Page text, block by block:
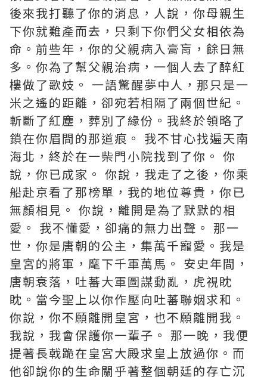
後來我打聽了你的消息，人說，你母親生
下你就難產而去，只剩下你們父女相依為
命。前些年，你的父親病入膏肓，餘日無
多。你為了幫父親治病，一個人去了醉紅
樓做了歌妓。 一語驚醒夢中人，那只是一
米之遙的距離，卻宛若相隔了兩個世紀。
斬斷了紅塵，葬別了緣份。我終於領略了
鎖在你眉間的那道痕。 我不甘心找遍天南
海北，終於在一柴門小院找到了你。 你
說，你已成家。 你說，我走了之後，你乘
船赴京看了那榜單，我的地位尊貴，你已
無顏相見。 你說，離開是為了默默的相
愛。 我不懂愛，卻痛的無力出聲。 那一
世，你是唐朝的公主，集萬千寵愛。我是
皇宮的將軍，麾下千軍萬馬。 安史年間，
唐朝衰落，吐蕃大軍圖謀動亂，虎視眈
眈。當今聖上以你作壓向吐蕃聯姻求和。
你說，你不願離開皇宮，也不願離開我。
我說，我會保護你一輩子。 那一晚，我便
提著長戟跪在皇宮大殿求皇上放過你。而
他卻說你的生命關乎著整個朝廷的存亡沉